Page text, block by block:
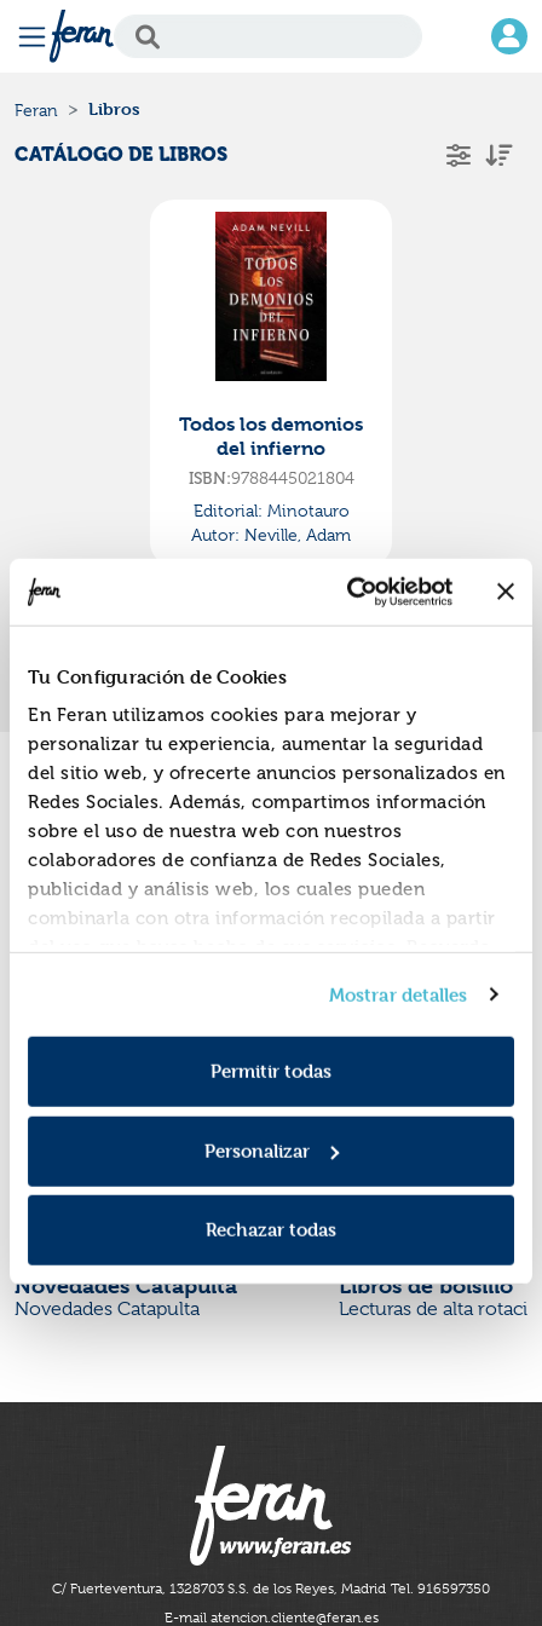
Tu Configuración de Cookies
En Feran utilizamos cookies para mejorar y
personalizar tu experiencia, aumentar la seguridad
del sitio web, y ofrecerte anuncios personalizados en
Redes Sociales. Además, compartimos información
sobre el uso de nuestra web con nuestros
colaboradores de confianza de Redes Sociales,
publicidad y análisis web, los cuales pueden
combinarla con otra información recopilada a partir
consentimiento en cualquier momento. Para más
información consulta laPolítica de Cookiesy la
Política de Privacidad.
Mostrar detalles
Permitir todas
Personalizar
Rechazar todas
Feran Libros
CATÁLOGO DE LIBROS
Todos los demonios
del infierno
ISBN:9788445021804
Editorial: Minotauro
Autor: Neville, Adam
Promociones
Novedades Catapulta
Novedades Catapulta
Libros de bolsillo
Lecturas de alta
C/ Fuerteventura, 1328703 S.S. de los Reyes, Madrid Tel. 916597350
E-mail atencion.cliente@feran.es